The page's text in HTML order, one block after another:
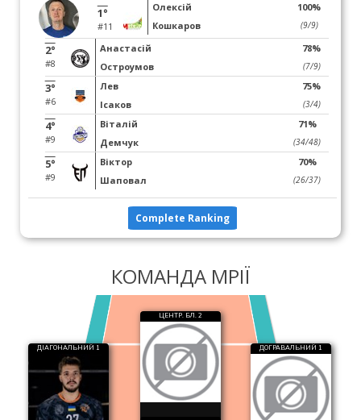
1°
#11
Олексій
Кошкаров
100%
(9/9)
2°
#8
Анастасій
Остроумов
78%
(7/9)
3°
#6
Лев
Ісаков
75%
(3/4)
4°
#9
Віталій
Демчук
71%
(34/48)
5°
#9
Віктор
Шаповал
70%
(26/37)
Complete Ranking
КОМАНДА МРІЇ
ДІАГОНАЛЬНИЙ 1
ЦЕНТР. БЛ. 2
ДОГРАВАЛЬНИЙ 1